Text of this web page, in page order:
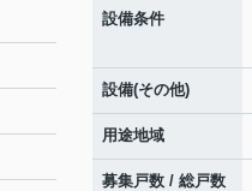
設備条件
設備(その他)
用途地域
募集戸数 / 総戸数